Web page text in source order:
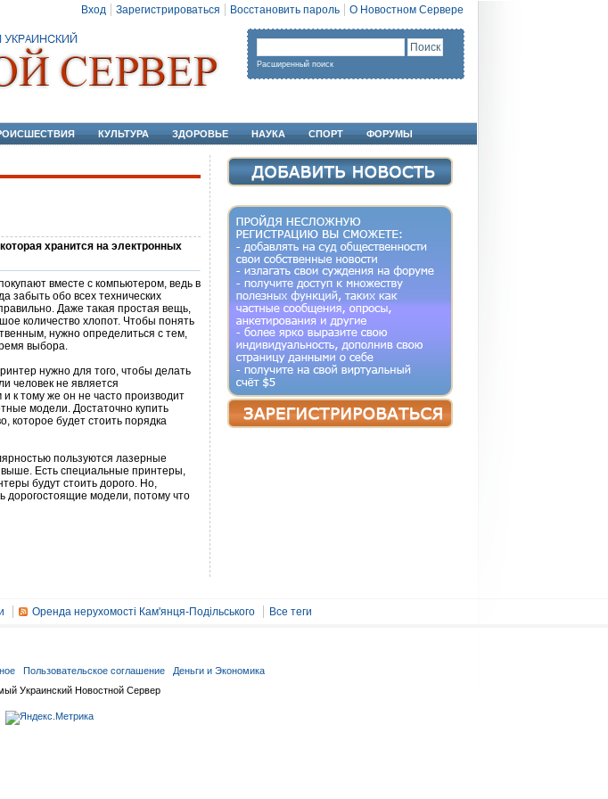
Вход Зарегистрироваться Восстановить пароль О Новостном Сервере
Расширенный поиск
КУЛЬТУРА ЗДОРОВЬЕ НАУКА СПОРТ ФОРУМЫ
хранится на электронных
вместе с компьютером, ведь в
забыть обо всех технических
Даже такая простая вещь,
количество хлопот. Чтобы понять
нужно определиться с тем,
выбора.
нужно для того, чтобы делать
человек не является
к тому же он не часто производит
модели. Достаточно купить
которое будет стоить порядка
пользуются лазерные
Есть специальные принтеры,
будут стоить дорого. Но,
дорогостоящие модели, потому что
Оренда нерухомості Кам'янця-Подільського Все теги
Пользовательское соглашение
Деньги и Экономика
Украинский Новостной Сервер